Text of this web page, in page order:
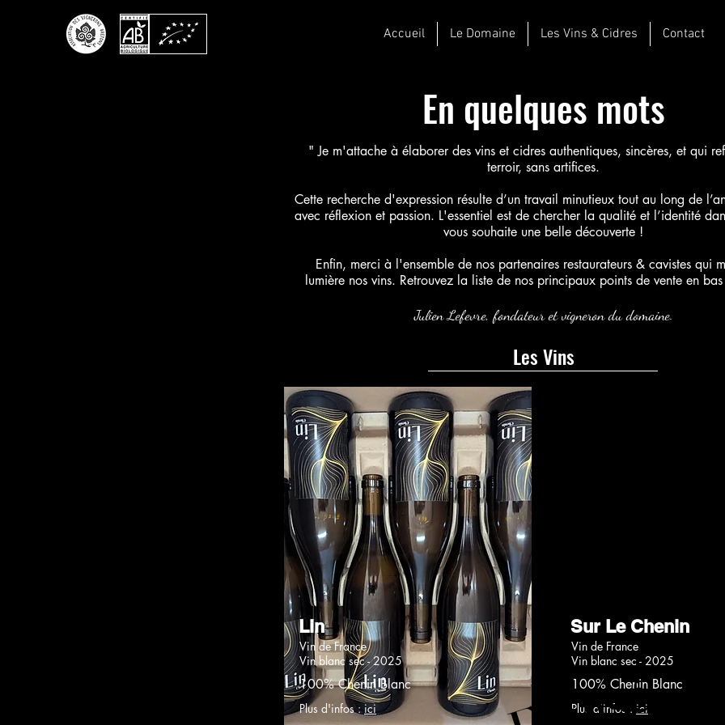
Accueil Le Domaine Les Vins & Cidres Contact
En quelques mots
" Je m'attache à élaborer des vins et cidres authentiques, sincères, et qui
terroir, sans artifices.
Cette recherche d'expression résulte d’un travail minutieux tout au long de
avec réflexion et passion. L'essentiel est de chercher la qualité et l’identité
vous souhaite une belle découverte !
Enfin, merci à l'ensemble de nos partenaires restaurateurs & cavistes qui
lumière nos vins. Retrouvez la liste de nos principaux points de vente en
Julien Lefevre, fondateur et vigneron du domaine.
Lin
Vin de France
Vin blanc sec - 2025
100% Chenin Blanc
Plus d'infos :ici
Sur Le Chenin
Vin de France
Vin blanc sec - 2025
100% Chenin Blanc
Plus d'infos : ici
Les Vins